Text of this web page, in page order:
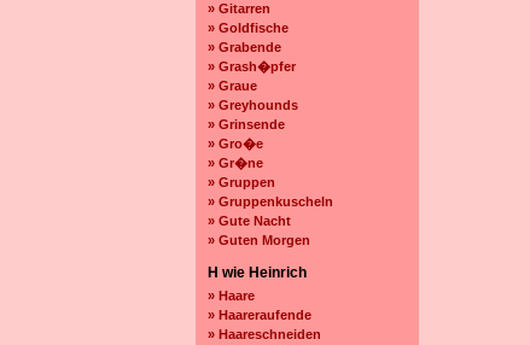
» Gitarren
» Goldfische
» Grabende
» Grash�pfer
» Graue
» Greyhounds
» Grinsende
» Gro�e
» Gr�ne
» Gruppen
» Gruppenkuscheln
» Gute Nacht
» Guten Morgen
H wie Heinrich
» Haare
» Haareraufende
» Haareschneiden